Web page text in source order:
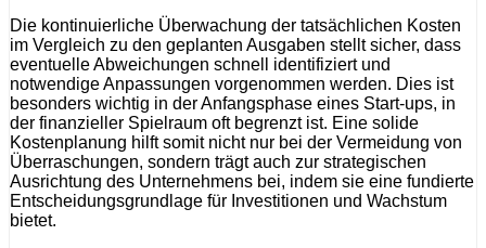
Die kontinuierliche Überwachung der tatsächlichen Kosten
im Vergleich zu den geplanten Ausgaben stellt sicher, dass
eventuelle Abweichungen schnell identifiziert und
notwendige Anpassungen vorgenommen werden. Dies ist
besonders wichtig in der Anfangsphase eines Start-ups, in
der finanzieller Spielraum oft begrenzt ist. Eine solide
Kostenplanung hilft somit nicht nur bei der Vermeidung von
Überraschungen, sondern trägt auch zur strategischen
Ausrichtung des Unternehmens bei, indem sie eine fundierte
Entscheidungsgrundlage für Investitionen und Wachstum
bietet.